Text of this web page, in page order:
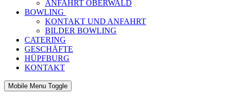
ANFAHRT OBERWALD
BOWLING
KONTAKT UND ANFAHRT
BILDER BOWLING
CATERING
GESCHÄFTE
HÜPFBURG
KONTAKT
Mobile Menu Toggle